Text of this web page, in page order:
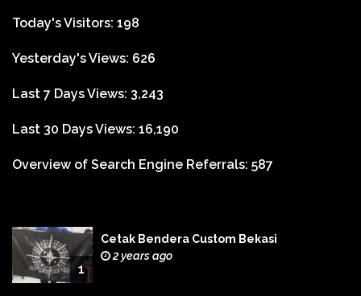
Today's Visitors: 198
Yesterday's Views: 626
Last 7 Days Views: 3,243
Last 30 Days Views: 16,190
Overview of Search Engine Referrals: 587
1
Cetak Bendera Custom Bekasi
2 years ago